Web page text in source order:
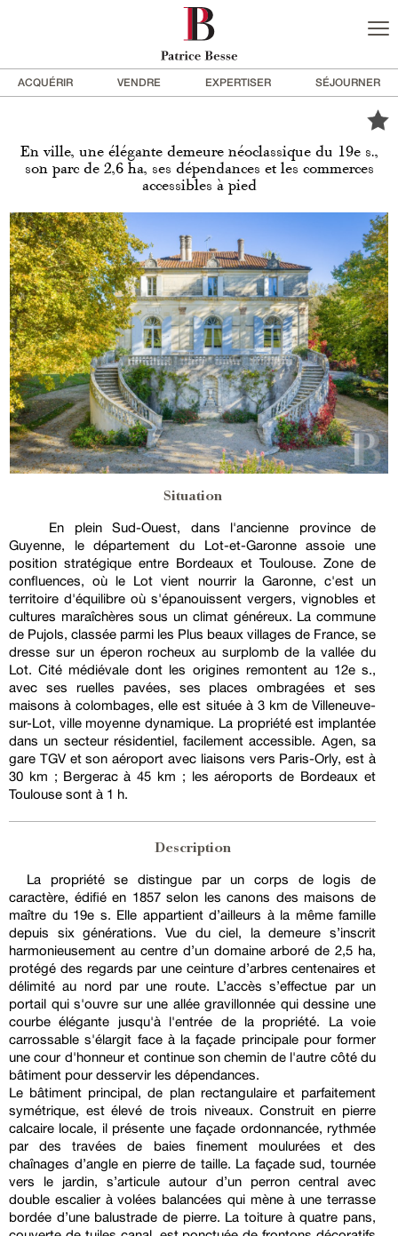
ACQUÉRIR VENDRE EXPERTISER SÉJOURNER
En ville, une élégante demeure néoclassique du 19e s.,
son parc de 2,6 ha, ses dépendances et les commerces
accessibles à pied
Situation
En plein Sud-Ouest, dans l'ancienne province de
Guyenne, le département du Lot-et-Garonne assoie une
position stratégique entre Bordeaux et Toulouse. Zone de
confluences, où le Lot vient nourrir la Garonne, c'est un
territoire d'équilibre où s'épanouissent vergers, vignobles et
cultures maraîchères sous un climat généreux. La commune
de Pujols, classée parmi les Plus beaux villages de France, se
dresse sur un éperon rocheux au surplomb de la vallée du
Lot. Cité médiévale dont les origines remontent au 12e s.,
avec ses ruelles pavées, ses places ombragées et ses
maisons à colombages, elle est située à 3 km de Villeneuve-
sur-Lot, ville moyenne dynamique. La propriété est implantée
dans un secteur résidentiel, facilement accessible. Agen, sa
gare TGV et son aéroport avec liaisons vers Paris-Orly, est à
30 km ; Bergerac à 45 km ; les aéroports de Bordeaux et
Toulouse sont à 1 h.
Description
La propriété se distingue par un corps de logis de
caractère, édifié en 1857 selon les canons des maisons de
maître du 19e s. Elle appartient d’ailleurs à la même famille
depuis six générations. Vue du ciel, la demeure s’inscrit
harmonieusement au centre d’un domaine arboré de 2,5 ha,
protégé des regards par une ceinture d’arbres centenaires et
délimité au nord par une route. L’accès s’effectue par un
portail qui s'ouvre sur une allée gravillonnée qui dessine une
courbe élégante jusqu'à l'entrée de la propriété. La voie
carrossable s'élargit face à la façade principale pour former
une cour d'honneur et continue son chemin de l'autre côté du
bâtiment pour desservir les dépendances.
Le bâtiment principal, de plan rectangulaire et parfaitement
symétrique, est élevé de trois niveaux. Construit en pierre
calcaire locale, il présente une façade ordonnancée, rythmée
par des travées de baies finement moulurées et des
chaînages d’angle en pierre de taille. La façade sud, tournée
vers le jardin, s’articule autour d’un perron central avec
double escalier à volées balancées qui mène à une terrasse
bordée d’une balustrade de pierre. La toiture à quatre pans,